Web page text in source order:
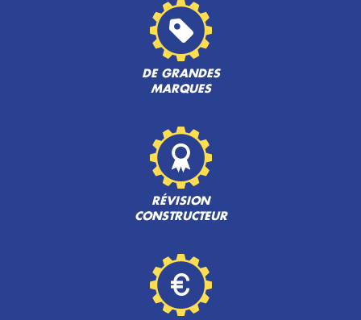
DE GRANDES
MARQUES
RÉVISION
CONSTRUCTEUR